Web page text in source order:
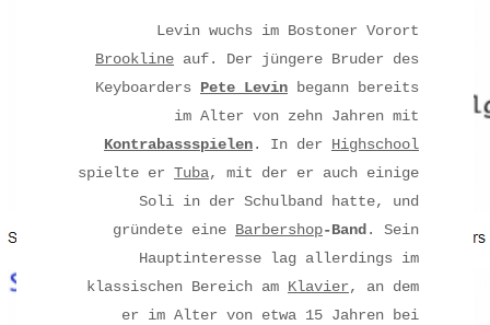
Levin wuchs im Bostoner Vorort
Brookline auf. Der jüngere Bruder des
Keyboarders Pete Levin begann bereits
im Alter von zehn Jahren mit
Kontrabassspielen. In der Highschool
spielte er Tuba, mit der er auch einige
Soli in der Schulband hatte, und
gründete eine Barbershop-Band. Sein
Hauptinteresse lag allerdings im
klassischen Bereich am Klavier, an dem
er im Alter von etwa 15 Jahren bei